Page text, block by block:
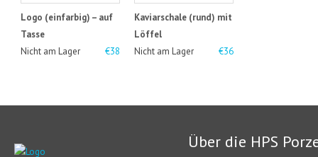
Logo (einfarbig) – auf
Tasse
€38
Nicht am Lager
Kaviarschale (rund) mit
Löffel
€36
Nicht am Lager
Über die HPS